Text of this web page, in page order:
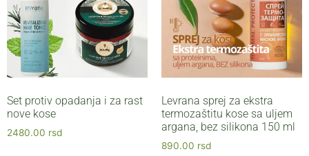
Set protiv opadanja i za rast
nove kose
2480.00 rsd
Levrana sprej za ekstra
termozaštitu kose sa uljem
argana, bez silikona 150 ml
890.00 rsd